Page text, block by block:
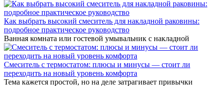
Как выбрать высокий смеситель для накладной раковины:
подробное практическое руководство
Ванная комната или гостевой умывальник с накладной
Смеситель с термостатом: плюсы и минусы — стоит ли
переходить на новый уровень комфорта
Тема кажется простой, но на деле затрагивает привычки